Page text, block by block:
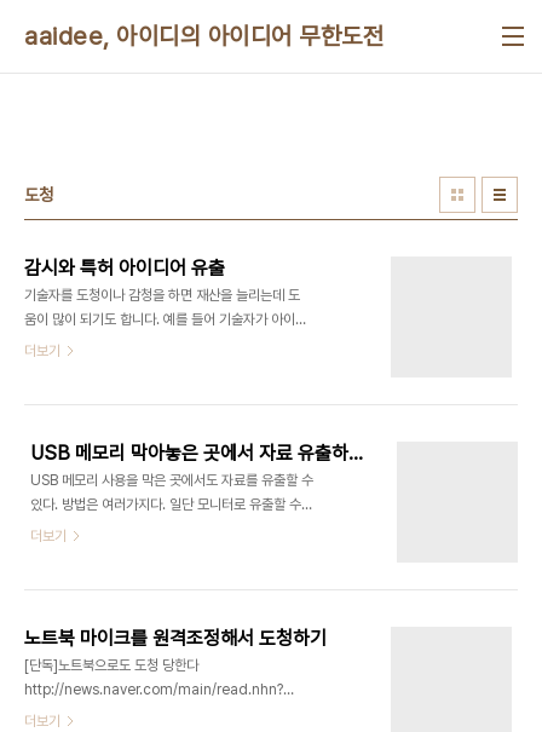
aaidee, 아이디의 아이디어 무한도전
도청
감시와 특허 아이디어 유출
기술자를 도청이나 감청을 하면 재산을 늘리는데 도
움이 많이 되기도 합니다. 예를 들어 기술자가 아이디
어 차원의 기술을 회사나 개인 컴퓨터로 특허검색이
나기 때문에 이런 걸 합법적으로 개인의 재산 증식에
사용할 수 있습니다. 자신이 투자한 회사나 지인에게
팔거나, 기술자의 경쟁사이지만 자신이 좋아하는 회
사에도 팔 수 있고, 퇴직 후에도 재취업에 이용하거나
해서 갑부가 되고 빌딩도 세우고 이민도 가고 그래왔
더보기
USB 메모리 막아놓은 곳에서 자료 유출하는 법
USB 메모리 사용을 막은 곳에서도 자료를 유출할 수
있다. 방법은 여러가지다. 일단 모니터로 유출할 수
있다. 모니터에 파일의 내용을 HEX코드나 바코드로
방법으로 사운드카드드로 A/D D/A 변환하면 사운
드 잭으로 데이터 입출력이 가능하다. 프로그램을 설
치하는 방법이 문제다. 특수 제작된 키보드를 꽂으면
컴맨드 프롬프트 상에서 자동으로 컴파일러를 만들
고 그 컴파일러로 다시 프로그램을 만들 수 있을 수도
더보기
노트북 마이크를 원격조정해서 도청하기
[단독]노트북으로도 도청 당한다
http://news.naver.com/main/read.nhn?
mode=LSD&mid=shm&sid1=105&oid=020&aid=0002105539
더보기